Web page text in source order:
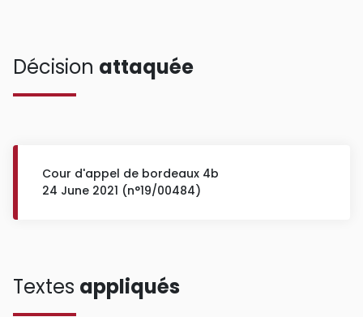
Décision attaquée
Cour d'appel de bordeaux 4b
24 June 2021 (n°19/00484)
Textes appliqués